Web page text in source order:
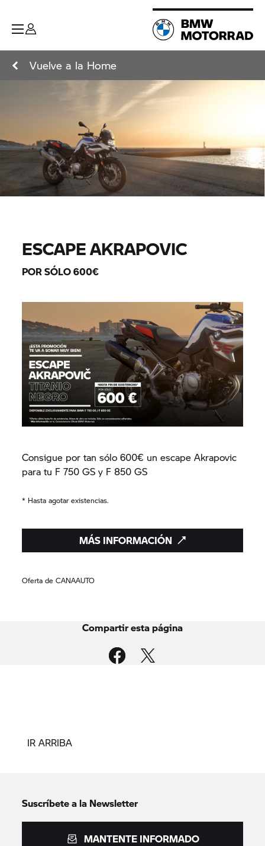
Vuelve a la Home
ESCAPE AKRAPOVIC
POR SÓLO 600€
Consigue por tan sólo 600€ un escape Akrapovic
para tu F 750 GS y F 850 GS
* Hasta agotar existencias.
MÁS INFORMACIÓN
Oferta de CANAAUTO
Compartir esta página
IR ARRIBA
Suscríbete a la Newsletter
MANTENTE INFORMADO